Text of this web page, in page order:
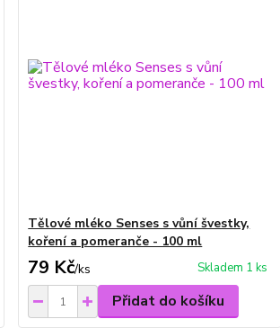
Tělové mléko Senses s vůní švestky,
koření a pomeranče - 100 ml
79 Kč/ks Skladem 1 ks
Přidat do košíku